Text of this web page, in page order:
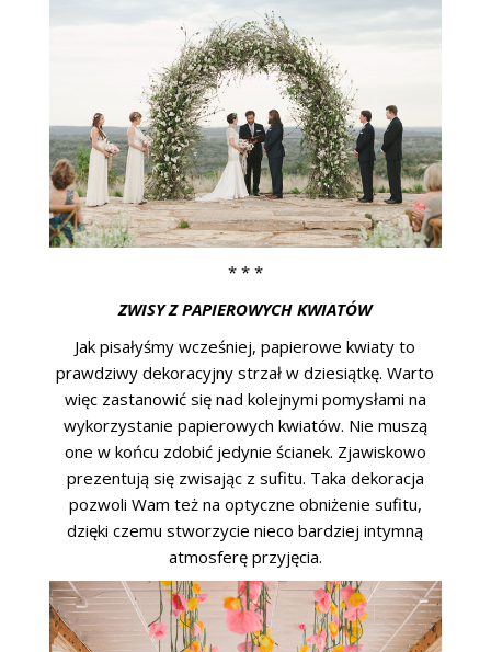
* * *
ZWISY Z PAPIEROWYCH KWIATÓW
Jak pisałyśmy wcześniej, papierowe kwiaty to
prawdziwy dekoracyjny strzał w dziesiątkę. Warto
więc zastanowić się nad kolejnymi pomysłami na
wykorzystanie papierowych kwiatów. Nie muszą
one w końcu zdobić jedynie ścianek. Zjawiskowo
prezentują się zwisając z sufitu. Taka dekoracja
pozwoli Wam też na optyczne obniżenie sufitu,
dzięki czemu stworzycie nieco bardziej intymną
atmosferę przyjęcia.